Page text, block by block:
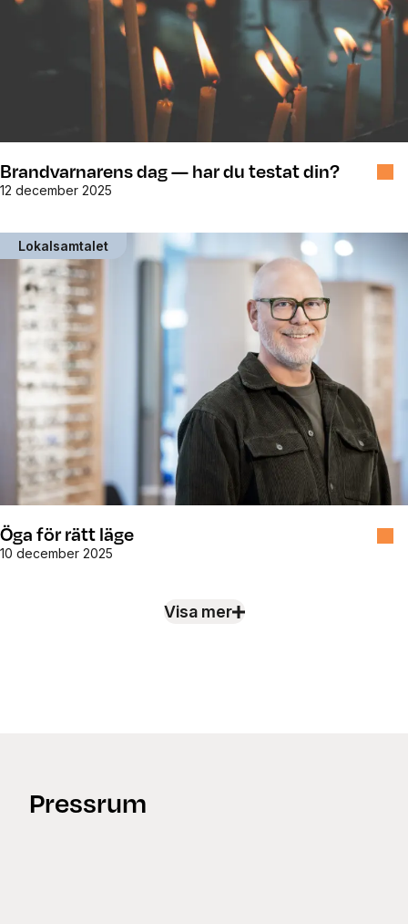
Brandvarnarens dag — har du testat din?
12 december 2025
Lokalsamtalet
Öga för rätt läge
10 december 2025
Visa mer
Pressrum